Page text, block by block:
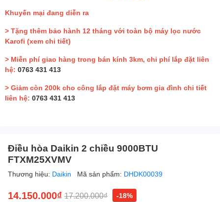
Khuyến mại đang diễn ra
> Tặng thêm bảo hành 12 tháng với toàn bộ máy lọc nước
Karofi (xem chi tiết)
> Miễn phí giao hàng trong bán kính 3km, chi phí lắp đặt liên
hệ: 0763 431 413
> Giảm còn 200k cho công lắp đặt máy bơm gia đình chi tiết
liên hệ: 0763 431 413
Điều hòa Daikin 2 chiều 9000BTU
FTXM25XVMV
Thương hiệu: Daikin Mã sản phẩm: DHDK00039
14.150.000₫ 17.200.000₫
-18%